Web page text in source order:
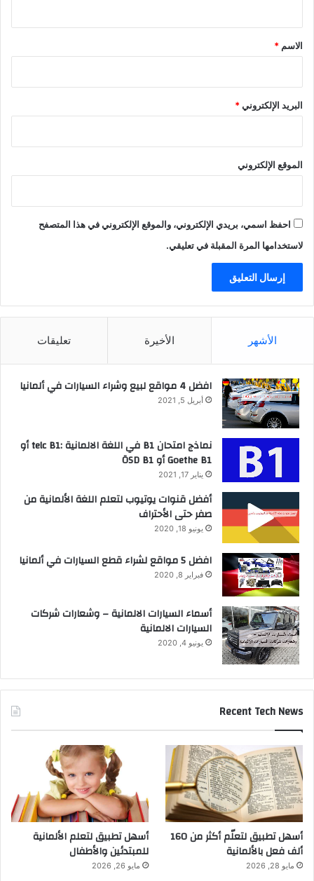
*
الاسم *
البريد الإلكتروني*
الموقع الإلكتروني
احفظ اسمي، بريدي الإلكتروني، والموقع الإلكتروني في هذا المتصفح
لاستخدامها المرة المقبلة في تعليقي.
الأشهر الأخيرة تعليقات
افضل 4 مواقع لبيع وشراء السيارات في ألمانيا
أبريل 5, 2021
نماذج امتحان B1 في اللغة الالمانية :telc B1 أو
Goethe B1 أو ÖSD B1
يناير 17, 2021
أفضل قنوات يوتيوب لتعلم اللغة الألمانية من
صفر حتى الأحتراف
يونيو 18, 2020
افضل 5 مواقع لشراء قطع السيارات في ألمانيا
فبراير 8, 2020
أسماء السيارات الالمانية – وشعارات شركات
السيارات الالمانية
يونيو 4, 2020
Recent Tech News
أسهل تطبيق لتعلّم أكثر من 160
ألف فعل بالألمانية
مايو 28, 2026
أسهل تطبيق لتعلم الألمانية
للمبتدئين والأطفال
مايو 26, 2026